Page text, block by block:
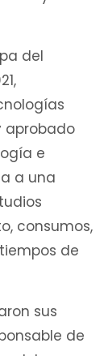
del
aprobado
e
a una
consumos,
de
sus
de